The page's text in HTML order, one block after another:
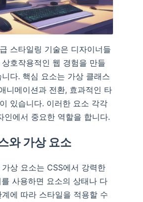
스타일링 기술은 디자이너들
호작용적인 웹 경험을 만들
다. 핵심 요소는 가상 클래스
니메이션과 전환, 효과적인 타
있습니다. 이러한 요소 각각
인에서 중요한 역할을 합니다.
와 가상 요소
상 요소는 CSS에서 강력한
를 사용하면 요소의 상태나 다
에 따라 스타일을 적용할 수